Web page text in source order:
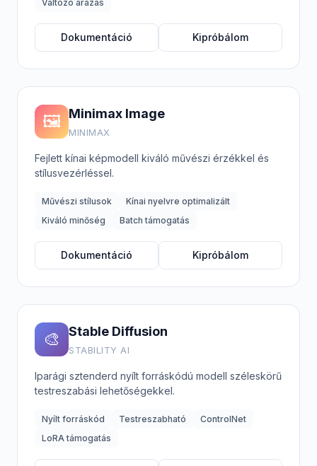
Változó árazás
Dokumentáció Kipróbálom
🖼️ Minimax Image
MINIMAX
Fejlett kínai képmodell kiváló művészi érzékkel és
stílusvezérléssel.
Művészi stílusok
Kínai nyelvre optimalizált
Kiváló minőség
Batch támogatás
Dokumentáció Kipróbálom
🎨 Stable Diffusion
STABILITY AI
Iparági sztenderd nyílt forráskódú modell széleskörű
testreszabási lehetőségekkel.
Nyílt forráskód Testreszabható
ControlNet
LoRA támogatás